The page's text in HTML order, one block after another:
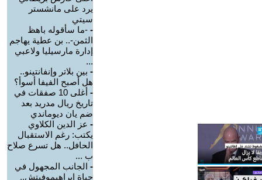
يرد على مانشستر
سيتي
- -ما سأقوله باهظ
الثمن-.. بن عطية يهاجم
إدارة مارسيليا ولاعبي
...
- بين بلاتر وإنفانتينو..
هل أصبح الفيفا أسوأ؟
-
أغلى 10 صفقات في
تاريخ ريال مدريد بعد
ضم يان ديوماندي
- عز الدين الكلاوي
يكتب: رغم الاستقبال
الحافل.. هل تسرع صلاح
ب ...
- الجانب المجهول في
حياة إبراهيموفيتش..